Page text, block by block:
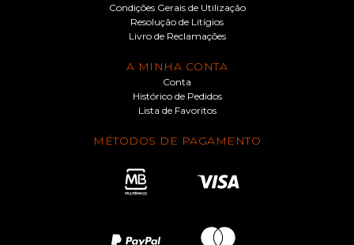
Condições Gerais de Utilização
Resolução de Litígios
Livro de Reclamações
A MINHA CONTA
Conta
Histórico de Pedidos
Lista de Favoritos
MÉTODOS DE PAGAMENTO